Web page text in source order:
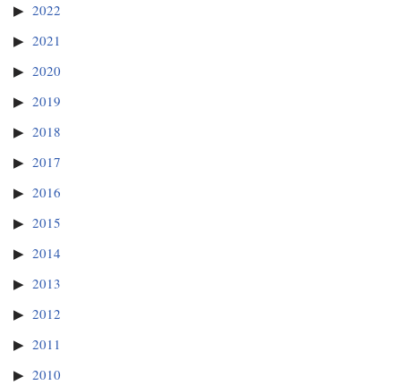
2022
2021
2020
2019
2018
2017
2016
2015
2014
2013
2012
2011
2010